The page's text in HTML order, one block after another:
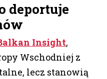
deportuje
Insight,
Wschodniej z
lecz stanowią